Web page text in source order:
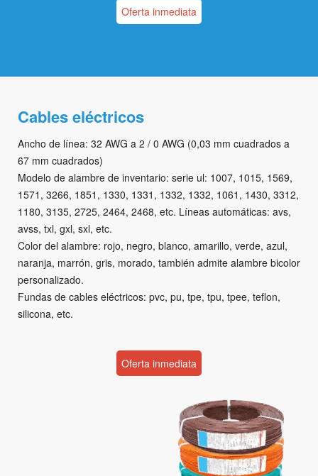
Oferta inmediata
Cables eléctricos
Ancho de línea: 32 AWG a 2 / 0 AWG (0,03 mm cuadrados a
67 mm cuadrados)
Modelo de alambre de inventario: serie ul: 1007, 1015, 1569,
1571, 3266, 1851, 1330, 1331, 1332, 1332, 1061, 1430, 3312,
1180, 3135, 2725, 2464, 2468, etc. Líneas automáticas: avs,
avss, txl, gxl, sxl, etc.
Color del alambre: rojo, negro, blanco, amarillo, verde, azul,
naranja, marrón, gris, morado, también admite alambre bicolor
personalizado.
Fundas de cables eléctricos: pvc, pu, tpe, tpu, tpee, teflon,
silicona, etc.
Oferta inmediata